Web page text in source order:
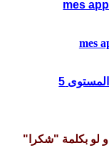
mes
5
و لو بكلمة "شكرا"